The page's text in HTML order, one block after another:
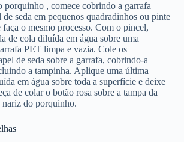
porquinho , comece cobrindo a garrafa
seda em pequenos quadradinhos ou pinte
o mesmo processo. Com o pincel,
de cola diluída em água sobre uma
PET limpa e vazia. Cole os
de seda sobre a garrafa, cobrindo-a
a tampinha. Aplique uma última
em água sobre toda a superfície e deixe
de colar o botão rosa sobre a tampa da
nariz do porquinho.